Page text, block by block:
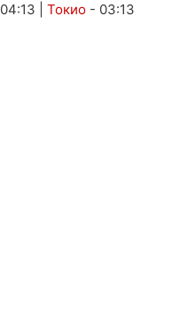
04:13 Токио- 03:13